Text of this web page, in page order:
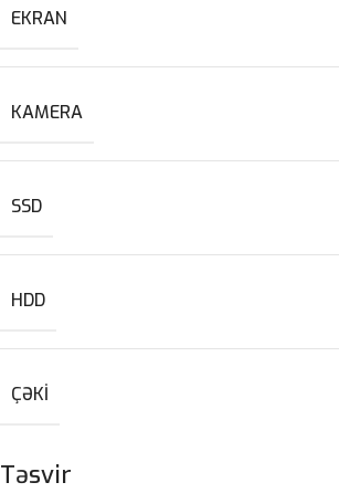
Təsvir
EKRAN
KAMERA
SSD
HDD
ÇƏKI